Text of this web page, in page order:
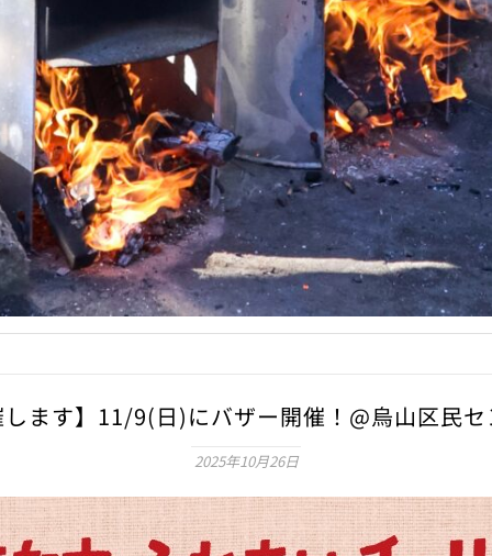
ます】11/9(日)にバザー開催！@烏山区民
2025年10月26日